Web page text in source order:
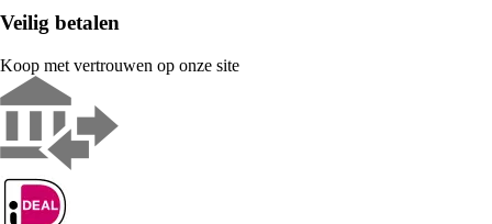
Veilig betalen
Koop met vertrouwen op onze site